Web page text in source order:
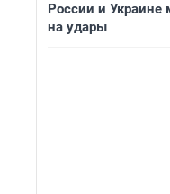
России и Украине
на удары